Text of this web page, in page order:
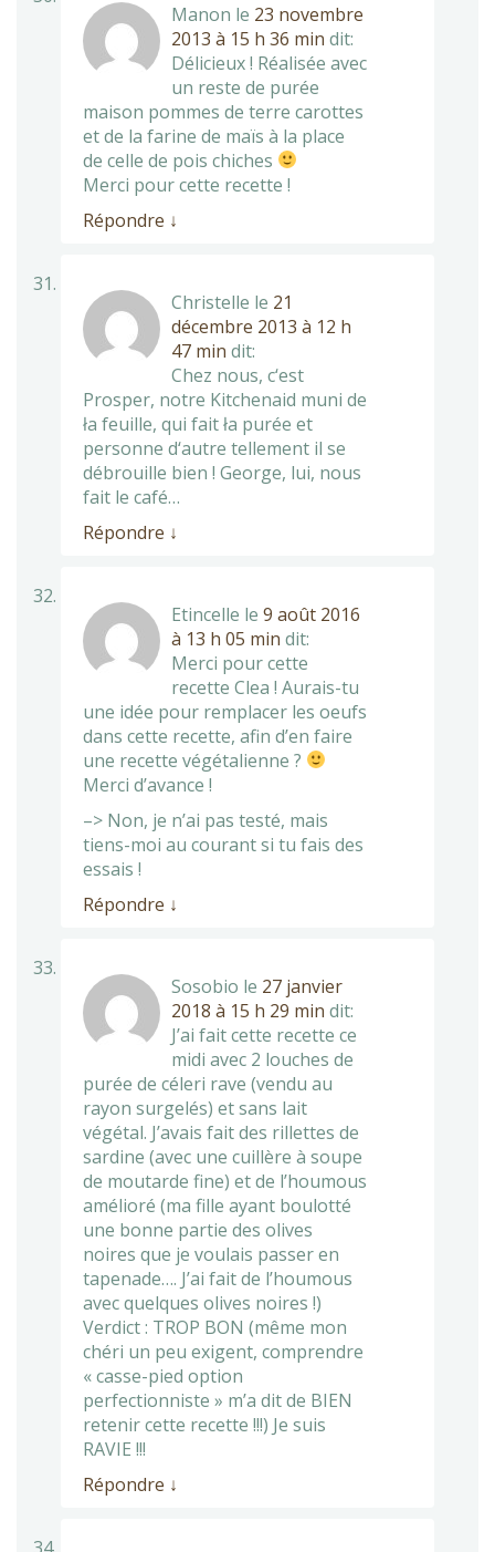
Manon le 23 novembre
2013 à 15 h 36 min dit:
Délicieux ! Réalisée avec
un reste de purée
maison pommes de terre carottes
et de la farine de maïs à la place
de celle de pois chiches
Merci pour cette recette !
Répondre ↓
Christelle le 21
décembre 2013 à 12 h
47 min dit:
Chez nous, c‘est
Prosper, notre Kitchenaid muni de
ła feuille, qui fait ła purée et
personne d‘autre tellement il se
débrouille bien ! George, lui, nous
fait le café…
Répondre ↓
Etincelle le 9 août 2016
à 13 h 05 min dit:
Merci pour cette
recette Clea ! Aurais-tu
une idée pour remplacer les oeufs
dans cette recette, afin d’en faire
une recette végétalienne ?
Merci d’avance !
–> Non, je n’ai pas testé, mais
tiens-moi au courant si tu fais des
essais !
Répondre ↓
Sosobio le 27 janvier
2018 à 15 h 29 min dit:
J’ai fait cette recette ce
midi avec 2 louches de
purée de céleri rave (vendu au
rayon surgelés) et sans lait
végétal. J’avais fait des rillettes de
sardine (avec une cuillère à soupe
de moutarde fine) et de l’houmous
amélioré (ma fille ayant boulotté
une bonne partie des olives
noires que je voulais passer en
tapenade…. J’ai fait de l’houmous
avec quelques olives noires !)
Verdict : TROP BON (même mon
chéri un peu exigent, comprendre
« casse-pied option
perfectionniste » m’a dit de BIEN
retenir cette recette !!!) Je suis
RAVIE !!!
Répondre ↓